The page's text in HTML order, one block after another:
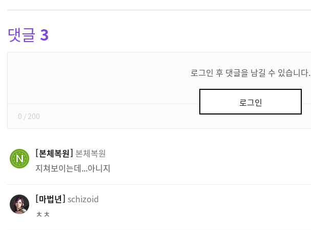
댓글 3
로그인 후 댓글을 남길 수 있습니다.
로그인
0 / 200
본체복원 본체복원
지쳐보이는데...아니지
마법년 schizoid
ㅊㅊ